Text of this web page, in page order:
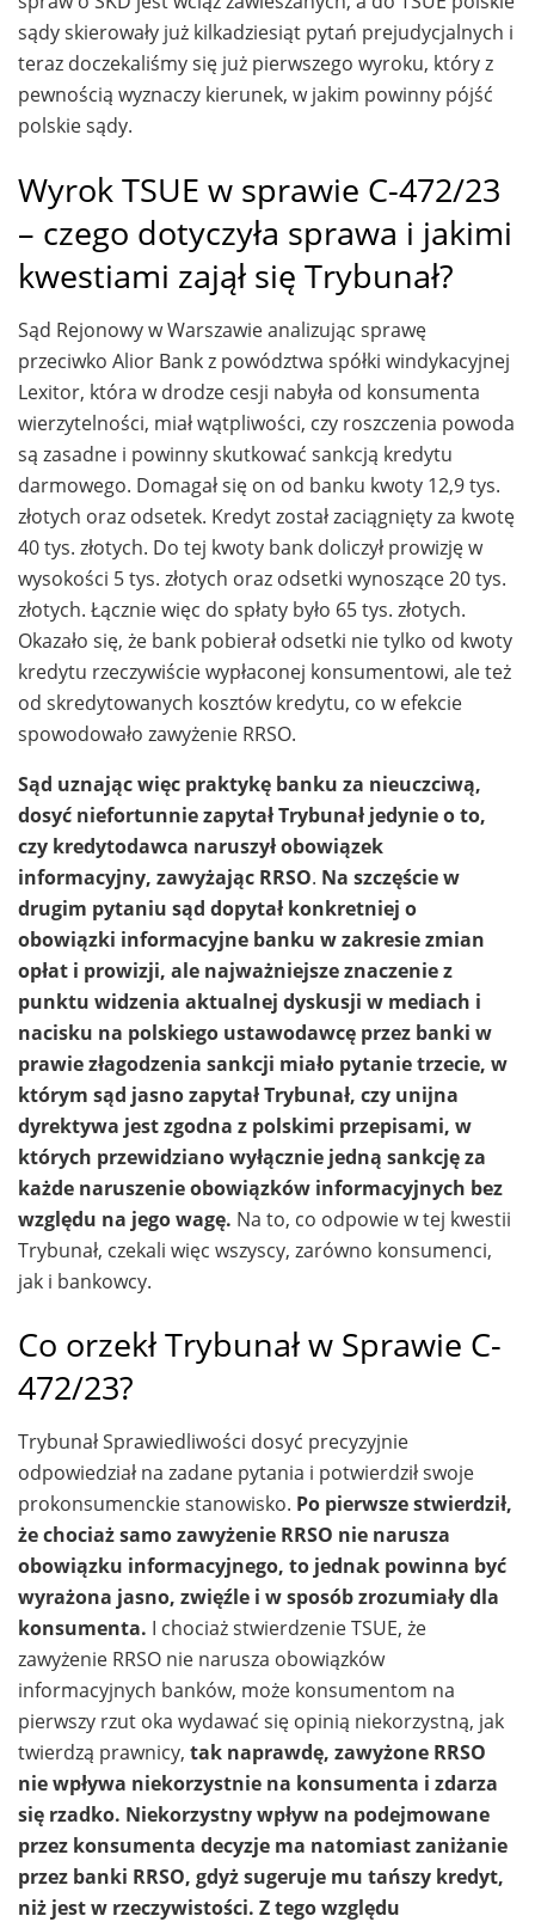
sądy skierowały już kilkadziesiąt pytań prejudycjalnych i
teraz doczekaliśmy się już pierwszego wyroku, który z
pewnością wyznaczy kierunek, w jakim powinny pójść
polskie sądy.
Wyrok TSUE w sprawie C-472/23
– czego dotyczyła sprawa i jakimi
kwestiami zajął się Trybunał?
Sąd Rejonowy w Warszawie analizując sprawę
przeciwko Alior Bank z powództwa spółki windykacyjnej
Lexitor, która w drodze cesji nabyła od konsumenta
wierzytelności, miał wątpliwości, czy roszczenia powoda
są zasadne i powinny skutkować sankcją kredytu
darmowego. Domagał się on od banku kwoty 12,9 tys.
złotych oraz odsetek. Kredyt został zaciągnięty za kwotę
40 tys. złotych. Do tej kwoty bank doliczył prowizję w
wysokości 5 tys. złotych oraz odsetki wynoszące 20 tys.
złotych. Łącznie więc do spłaty było 65 tys. złotych.
Okazało się, że bank pobierał odsetki nie tylko od kwoty
kredytu rzeczywiście wypłaconej konsumentowi, ale też
od skredytowanych kosztów kredytu, co w efekcie
spowodowało zawyżenie RRSO.
Sąd uznając więc praktykę banku za nieuczciwą,
dosyć niefortunnie zapytał Trybunał jedynie o to,
czy kredytodawca naruszył obowiązek
informacyjny, zawyżając RRSO. Na szczęście w
drugim pytaniu sąd dopytał konkretniej o
obowiązki informacyjne banku w zakresie zmian
opłat i prowizji, ale najważniejsze znaczenie z
punktu widzenia aktualnej dyskusji w mediach i
nacisku na polskiego ustawodawcę przez banki w
prawie złagodzenia sankcji miało pytanie trzecie, w
którym sąd jasno zapytał Trybunał, czy unijna
dyrektywa jest zgodna z polskimi przepisami, w
których przewidziano wyłącznie jedną sankcję za
każde naruszenie obowiązków informacyjnych bez
względu na jego wagę. Na to, co odpowie w tej kwestii
Trybunał, czekali więc wszyscy, zarówno konsumenci,
jak i bankowcy.
Co orzekł Trybunał w Sprawie C-
472/23?
Trybunał Sprawiedliwości dosyć precyzyjnie
odpowiedział na zadane pytania i potwierdził swoje
prokonsumenckie stanowisko. Po pierwsze stwierdził,
że chociaż samo zawyżenie RRSO nie narusza
obowiązku informacyjnego, to jednak powinna być
wyrażona jasno, zwięźle i w sposób zrozumiały dla
konsumenta. I chociaż stwierdzenie TSUE, że
zawyżenie RRSO nie narusza obowiązków
informacyjnych banków, może konsumentom na
pierwszy rzut oka wydawać się opinią niekorzystną, jak
twierdzą prawnicy, tak naprawdę, zawyżone RRSO
nie wpływa niekorzystnie na konsumenta i zdarza
się rzadko. Niekorzystny wpływ na podejmowane
przez konsumenta decyzje ma natomiast zaniżanie
przez banki RRSO, gdyż sugeruje mu tańszy kredyt,
niż jest w rzeczywistości. Z tego względu